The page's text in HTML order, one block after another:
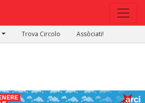
Trova Circolo Assòciati!